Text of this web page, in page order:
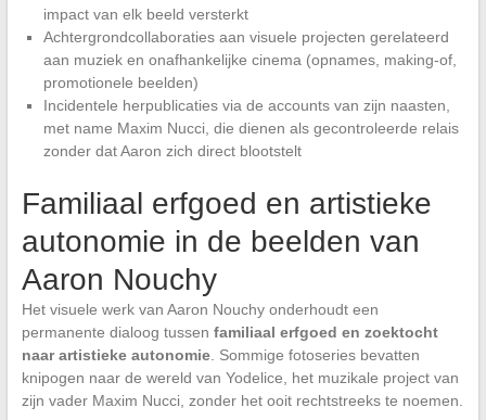
impact van elk beeld versterkt
Achtergrondcollaboraties aan visuele projecten gerelateerd
aan muziek en onafhankelijke cinema (opnames, making-of,
promotionele beelden)
Incidentele herpublicaties via de accounts van zijn naasten,
met name Maxim Nucci, die dienen als gecontroleerde relais
zonder dat Aaron zich direct blootstelt
Familiaal erfgoed en artistieke
autonomie in de beelden van
Aaron Nouchy
Het visuele werk van Aaron Nouchy onderhoudt een
permanente dialoog tussen familiaal erfgoed en zoektocht
naar artistieke autonomie. Sommige fotoseries bevatten
knipogen naar de wereld van Yodelice, het muzikale project van
zijn vader Maxim Nucci, zonder het ooit rechtstreeks te noemen.